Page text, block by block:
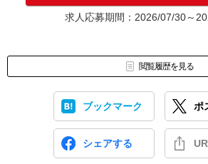
求人応募期間：2026/07/30～
閲覧履歴を見る
ブックマーク ポ
シェアする